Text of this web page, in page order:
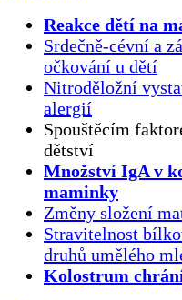
Reakce dětí na
Srdečně-cévní a
očkování u dětí
Nitroděložní
alergií
Spouštěcím
dětství
Množství IgA v
maminky
Změny složení
Stravitelnost
druhů umělého
Kolostrum